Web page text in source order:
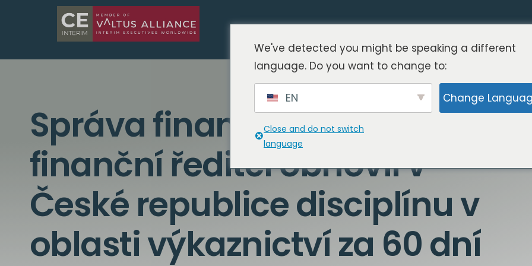
Správa financí: Dočasný
finanční ředitel obnovil v
České republice disciplínu v
oblasti výkaznictví za 60 dní
We've detected you might be speaking a different
language. Do you want to change to:
EN Change
Close and do not switch
language